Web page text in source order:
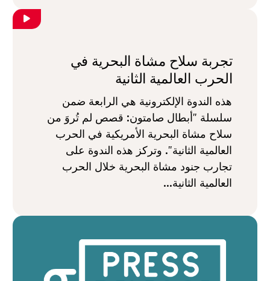
تجربة سلاح مشاة البحرية في
الحرب العالمية الثانية
هذه الندوة الإلكترونية هي الرابعة ضمن
سلسلة "أبطال صامتون: قصص لم تُروَ من
سلاح مشاة البحرية الأمريكية في الحرب
العالمية الثانية". وتركز هذه الندوة على
تجارب جنود مشاة البحرية خلال الحرب
العالمية الثانية...